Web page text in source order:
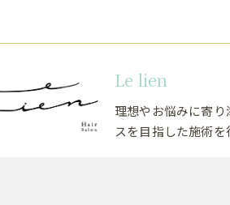
Le lien
理想やお悩みに寄
スを目指した施術